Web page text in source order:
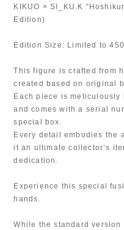
KIKUO × SI_KU.K
Edition)
Edition Size: Limited to
This figure is crafted from
created based on original
Each piece is
and comes with a serial
special box.
Every detail embodies the
it an ultimate collector’s
dedication.
Experience this special
hands.
While the standard